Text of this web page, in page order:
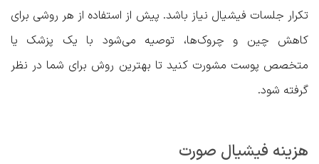
تکرار جلسات فیشیال نیاز باشد. پیش از استفاده از هر روشی برای
کاهش چین و چروک‌ها، توصیه می‌شود با یک پزشک یا
متخصص پوست مشورت کنید تا بهترین روش برای شما در نظر
گرفته شود.
هزینه فیشیال صورت